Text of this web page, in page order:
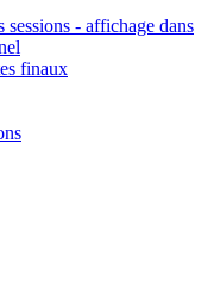
sessions - affichage dans
finaux